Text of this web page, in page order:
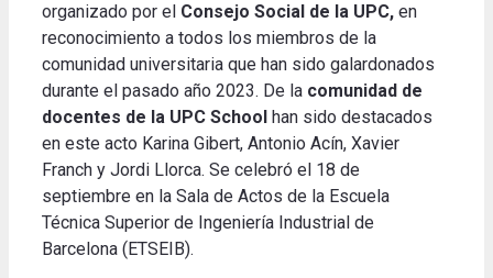
organizado por el Consejo Social de la UPC, en
reconocimiento a todos los miembros de la
comunidad universitaria que han sido galardonados
durante el pasado año 2023. De la comunidad de
docentes de la UPC School han sido destacados
en este acto Karina Gibert, Antonio Acín, Xavier
Franch y Jordi Llorca. Se celebró el 18 de
septiembre en la Sala de Actos de la Escuela
Técnica Superior de Ingeniería Industrial de
Barcelona (ETSEIB).